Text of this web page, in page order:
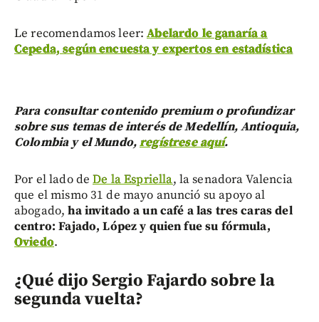
Le recomendamos leer:Abelardo le ganaría a
Cepeda, según encuesta y expertos en estadística
Para consultar contenido premium o profundizar
sobre sus temas de interés de Medellín, Antioquia,
Colombia y el Mundo,regístrese aquí.
Por el lado deDe la Espriella, la senadora Valencia
que el mismo 31 de mayo anunció su apoyo al
abogado,ha invitado a un café a las tres caras del
centro: Fajado, López y quien fue su fórmula,
Oviedo.
¿Qué dijo Sergio Fajardo sobre la
segunda vuelta?